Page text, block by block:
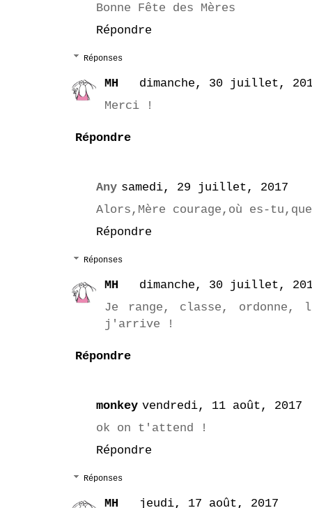
Bonne Fête des Mères
Répondre
Réponses
MH
dimanche, 30 juillet,
Merci !
Répondre
Any samedi, 29 juillet, 2017
Alors,Mère courage,où es-
Répondre
Réponses
MH
dimanche, 30 juillet,
Je range, classe,
j'arrive !
Répondre
monkey vendredi, 11 août, 2017
ok on t'attend !
Répondre
Réponses
MH jeudi, 17 août, 2017